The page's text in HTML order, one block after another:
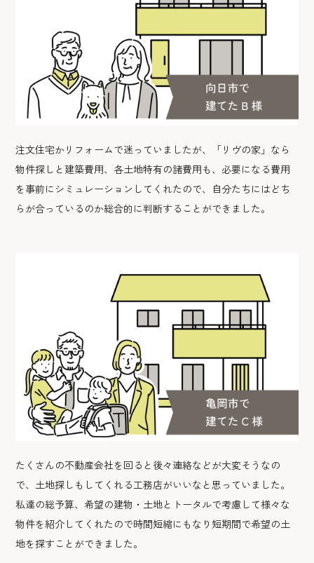
注文住宅かリフォームで迷っていましたが、「リヴの家」なら
物件探しと建築費用、各土地特有の諸費用も、必要になる費用
を事前にシミュレーションしてくれたので、自分たちにはどち
らが合っているのか総合的に判断することができました。
たくさんの不動産会社を回ると後々連絡などが大変そうなの
で、土地探しもしてくれる工務店がいいなと思っていました。
私達の総予算、希望の建物・土地とトータルで考慮して様々な
物件を紹介してくれたので時間短縮にもなり短期間で希望の土
地を探すことができました。